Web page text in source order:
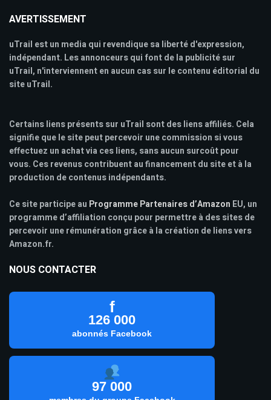
AVERTISSEMENT
uTrail est un media qui revendique sa liberté d'expression,
indépendant. Les annonceurs qui font de la publicité sur
uTrail, n'interviennent en aucun cas sur le contenu éditorial du
site uTrail.
Certains liens présents sur uTrail sont des liens affiliés. Cela
signifie que le site peut percevoir une commission si vous
effectuez un achat via ces liens, sans aucun surcoût pour
vous. Ces revenus contribuent au financement du site et à la
production de contenus indépendants.
Ce site participe au Programme Partenaires d’Amazon EU, un
programme d’affiliation conçu pour permettre à des sites de
percevoir une rémunération grâce à la création de liens vers
Amazon.fr.
NOUS CONTACTER
f
126 000
abonnés Facebook
97 000